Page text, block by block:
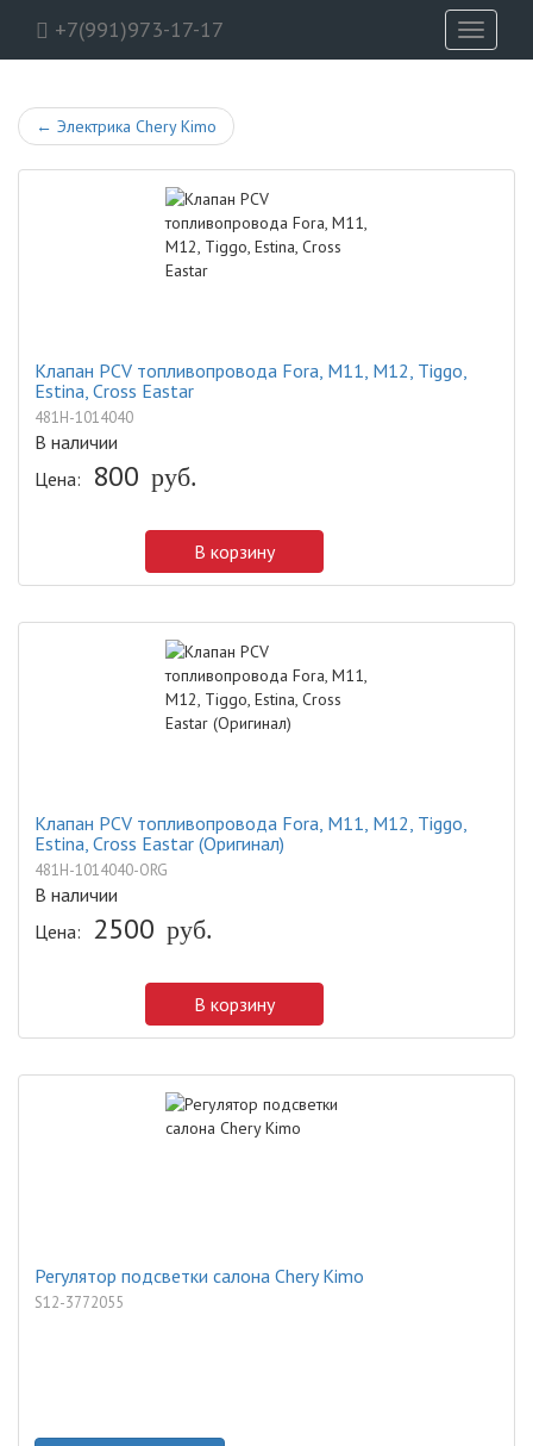
+7(991)973-17-17
Toggle
← Электрика Chery Kimo
Клапан PCV топливопровода Fora, M11, M12, Tiggo,
Estina, Cross Eastar
481H-1014040
В наличии
Цена:
800 руб.
В корзину
Клапан PCV топливопровода Fora, M11, M12, Tiggo,
Estina, Cross Eastar (Оригинал)
481H-1014040-ORG
В наличии
Цена: 2500 руб.
В корзину
Регулятор подсветки салона Chery Kimo
S12-3772055